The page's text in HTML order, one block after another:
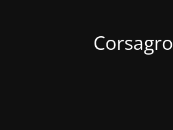
Corsagro